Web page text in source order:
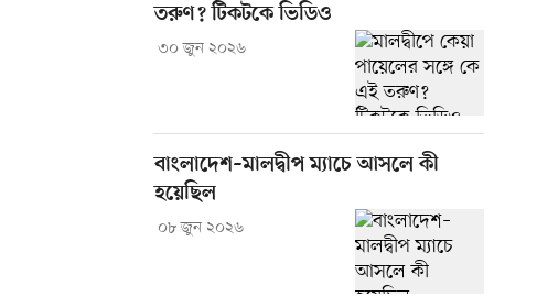
তরুণ? টিকটকে ভিডিও
৩০ জুন ২০২৬
বাংলাদেশ–মালদ্বীপ ম্যাচে আসলে কী
হয়েছিল
০৮ জুন ২০২৬